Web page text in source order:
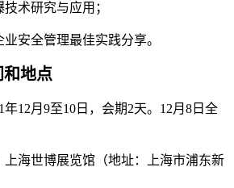
术研究与应用；
安全管理最佳实践分享。
和地点
12月9至10日，会期2天。12月8日全
海世博展览馆（地址：上海市浦东新